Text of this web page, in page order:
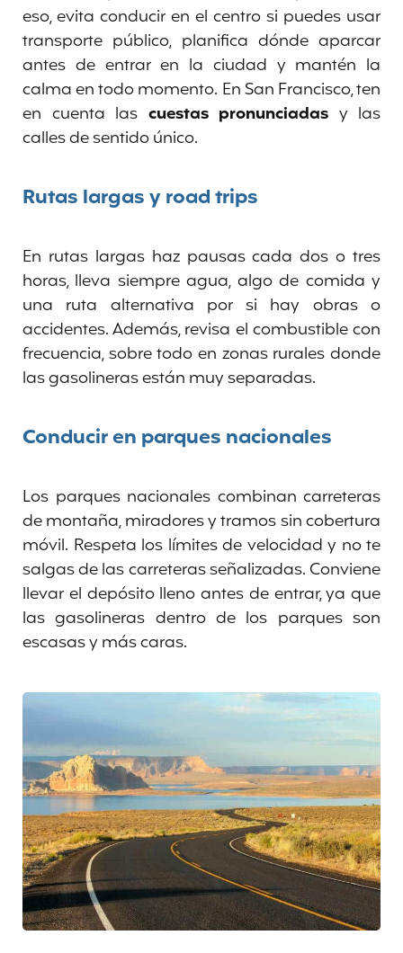
eso, evita conducir en el centro si puedes usar
transporte público, planifica dónde aparcar
antes de entrar en la ciudad y mantén la
calma en todo momento. En San Francisco, ten
en cuenta las cuestas pronunciadas y las
calles de sentido único.
Rutas largas y road trips
En rutas largas haz pausas cada dos o tres
horas, lleva siempre agua, algo de comida y
una ruta alternativa por si hay obras o
accidentes. Además, revisa el combustible con
frecuencia, sobre todo en zonas rurales donde
las gasolineras están muy separadas.
Conducir en parques nacionales
Los parques nacionales combinan carreteras
de montaña, miradores y tramos sin cobertura
móvil. Respeta los límites de velocidad y no te
salgas de las carreteras señalizadas. Conviene
llevar el depósito lleno antes de entrar, ya que
las gasolineras dentro de los parques son
escasas y más caras.